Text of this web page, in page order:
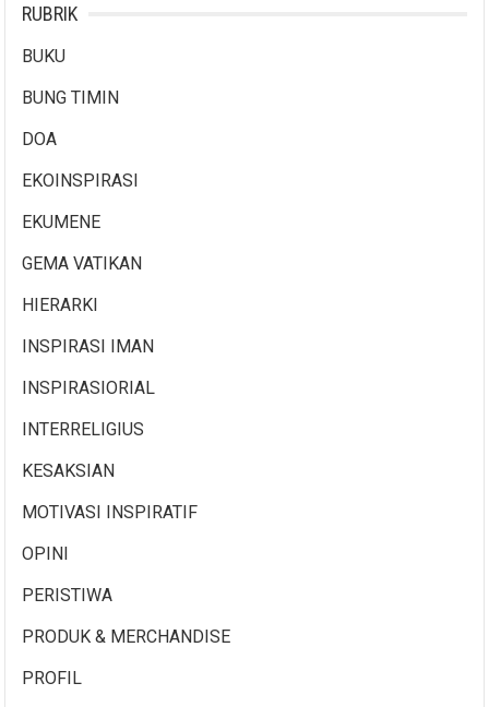
RUBRIK
BUKU
BUNG TIMIN
DOA
EKOINSPIRASI
EKUMENE
GEMA VATIKAN
HIERARKI
INSPIRASI IMAN
INSPIRASIORIAL
INTERRELIGIUS
KESAKSIAN
MOTIVASI INSPIRATIF
OPINI
PERISTIWA
PRODUK & MERCHANDISE
PROFIL